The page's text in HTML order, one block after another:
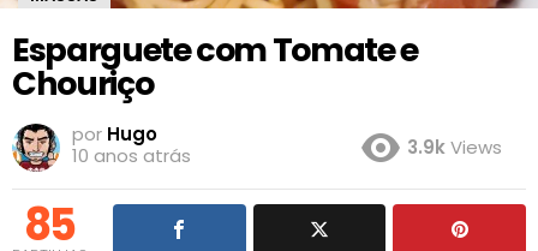
Esparguete com Tomate e
Chouriço
por Hugo
10 anos atrás
3.9kViews
85